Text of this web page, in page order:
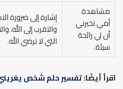
مشاهدة
أمي تخبرني
أن لي رائحة
سيئة.
إشارة إلى ضرورة
والتقرب إلى الله،
التي لا ترضي الله.
اقرأ أيضًا:تفسير حلم شخص